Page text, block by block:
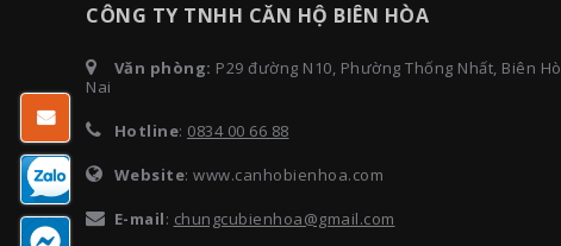
CÔNG TY TNHH CĂN HỘ BIÊN HÒA
Văn phòng: P29 đường N10, Phường Thống Nhất, Biên
Nai
Hotline: 0834 00 66 88
Website: www.canhobienhoa.com
E-mail: chungcubienhoa@gmail.com